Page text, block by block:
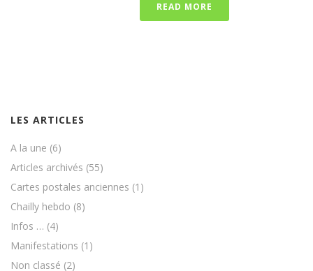
READ MORE
LES ARTICLES
A la une (6)
Articles archivés (55)
Cartes postales anciennes (1)
Chailly hebdo (8)
Infos … (4)
Manifestations (1)
Non classé (2)